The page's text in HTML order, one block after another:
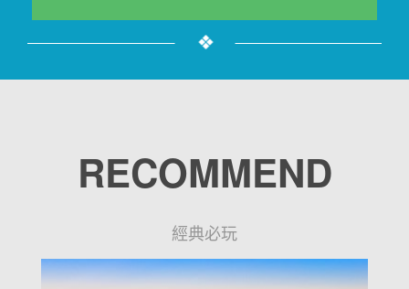
RECOMMEND
經典必玩